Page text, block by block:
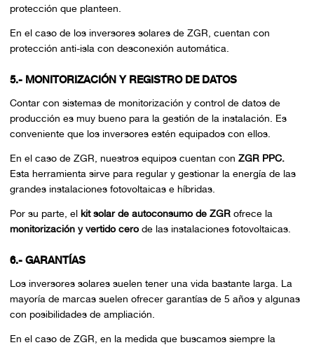
protección que planteen.
En el caso de los inversores solares de ZGR, cuentan con
protección anti-isla con desconexión automática.
5.- MONITORIZACIÓN Y REGISTRO DE DATOS
Contar con sistemas de monitorización y control de datos de
producción es muy bueno para la gestión de la instalación. Es
conveniente que los inversores estén equipados con ellos.
En el caso de ZGR, nuestros equipos cuentan con ZGR PPC.
Esta herramienta sirve para regular y gestionar la energía de las
grandes instalaciones fotovoltaicas e híbridas.
Por su parte, elkit solar de autoconsumo de ZGR ofrece la
monitorización y vertido cerode las instalaciones fotovoltaicas.
6.- GARANTÍAS
Los inversores solares suelen tener una vida bastante larga. La
mayoría de marcas suelen ofrecer garantías de 5 años y algunas
con posibilidades de ampliación.
En el caso de ZGR, en la medida que buscamos siempre la